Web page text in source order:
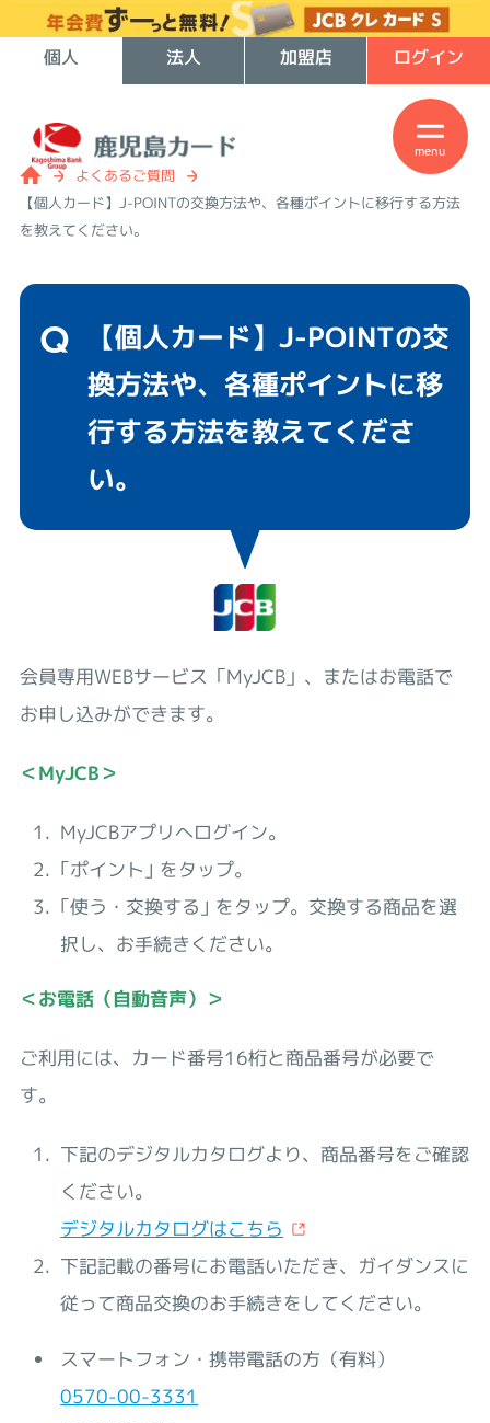
個人 法人 加盟店 ログイン
menu
よくあるご質問
【個人カード】J-POINTの交換方法や、各種ポイントに移行する方法
を教えてください。
【個人カード】J-POINTの交
換方法や、各種ポイントに移
行する方法を教えてくださ
い。
会員専用WEBサービス「MyJCB」、またはお電話で
お申し込みができます。
＜MyJCB＞
MyJCBアプリへログイン。
｢ポイント｣ をタップ。
｢使う・交換する｣ をタップ。交換する商品を選
択し、お手続きください。
＜お電話（自動音声）＞
ご利用には、カード番号16桁と商品番号が必要で
す。
下記のデジタルカタログより、商品番号をご確認
ください。
デジタルカタログはこちら
下記記載の番号にお電話いただき、ガイダンスに
従って商品交換のお手続きをしてください。
スマートフォン・携帯電話の方（有料）
0570-00-3331